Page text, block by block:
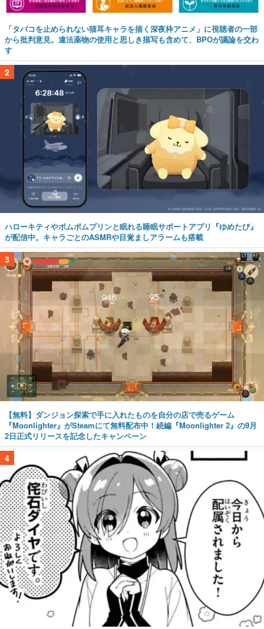
「タバコを止められない猫耳キャラを描く深夜枠アニメ」に視聴者の一部
から批判意見。違法薬物の使用と思しき描写も含めて、BPOが議論を交わ
す
2
ハローキティやポムポムプリンと眠れる睡眠サポートアプリ『ゆめたび』
が配信中。キャラごとのASMRや目覚ましアラームも搭載
3
【無料】ダンジョン探索で手に入れたものを自分の店で売るゲーム
『Moonlighter』がSteamにて無料配布中！続編『Moonlighter 2』の9月
2日正式リリースを記念したキャンペーン
4